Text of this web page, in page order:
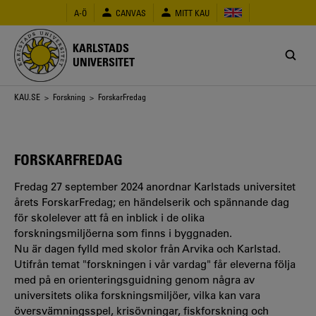
huvudinnehåll
A-Ö CANVAS MITT KAU
KARLSTADS
UNIVERSITET
Länkstig
KAU.SE > Forskning > ForskarFredag
FORSKARFREDAG
Fredag 27 september 2024 anordnar Karlstads universitet
årets ForskarFredag; en händelserik och spännande dag
för skolelever att få en inblick i de olika
forskningsmiljöerna som finns i byggnaden.
Nu är dagen fylld med skolor från Arvika och Karlstad.
Utifrån temat "forskningen i vår vardag" får eleverna följa
med på en orienteringsguidning genom några av
universitets olika forskningsmiljöer, vilka kan vara
översvämningsspel, krisövningar, fiskforskning och